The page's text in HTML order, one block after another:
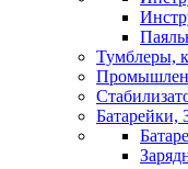
Тумблеры,
Батарейки,